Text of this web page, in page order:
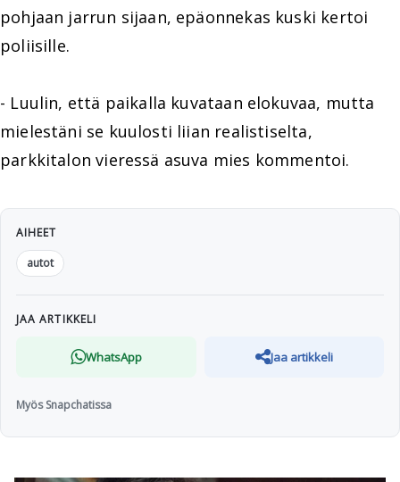
pohjaan jarrun sijaan, epäonnekas kuski kertoi
poliisille.
- Luulin, että paikalla kuvataan elokuvaa, mutta
mielestäni se kuulosti liian realistiselta,
parkkitalon vieressä asuva mies kommentoi.
AIHEET
autot
JAA ARTIKKELI
WhatsApp Jaa artikkeli
Myös Snapchatissa